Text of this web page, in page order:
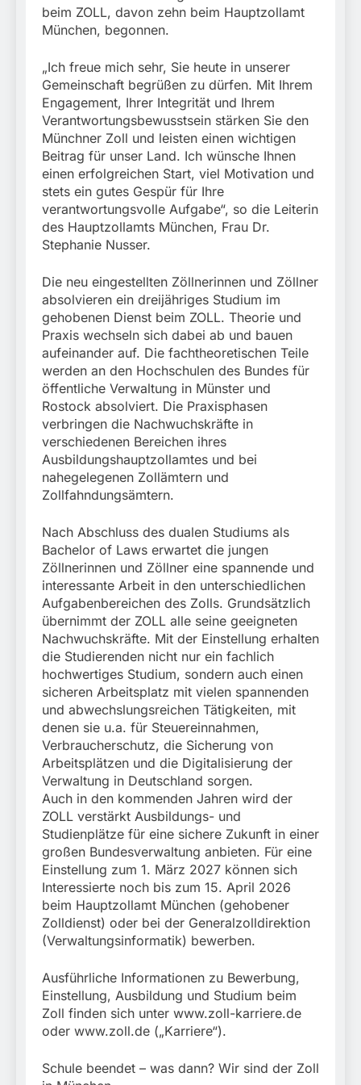
Beinahekollision an
Bahnübergang in Aubing
wegen gefährlichen
Eingriffs in den
Bahnverkehr
5. August 2026
beim ZOLL, davon zehn beim Hauptzollamt
München, begonnen.
„Ich freue mich sehr, Sie heute in unserer
Gemeinschaft begrüßen zu dürfen. Mit Ihrem
Engagement, Ihrer Integrität und Ihrem
Verantwortungsbewusstsein stärken Sie den
Münchner Zoll und leisten einen wichtigen
Beitrag für unser Land. Ich wünsche Ihnen
einen erfolgreichen Start, viel Motivation und
stets ein gutes Gespür für Ihre
verantwortungsvolle Aufgabe“, so die Leiterin
des Hauptzollamts München, Frau Dr.
Stephanie Nusser.
Die neu eingestellten Zöllnerinnen und Zöllner
absolvieren ein dreijähriges Studium im
gehobenen Dienst beim ZOLL. Theorie und
Praxis wechseln sich dabei ab und bauen
aufeinander auf. Die fachtheoretischen Teile
werden an den Hochschulen des Bundes für
öffentliche Verwaltung in Münster und
Rostock absolviert. Die Praxisphasen
verbringen die Nachwuchskräfte in
verschiedenen Bereichen ihres
Ausbildungshauptzollamtes und bei
nahegelegenen Zollämtern und
Zollfahndungsämtern.
Nach Abschluss des dualen Studiums als
Bachelor of Laws erwartet die jungen
Zöllnerinnen und Zöllner eine spannende und
interessante Arbeit in den unterschiedlichen
Aufgabenbereichen des Zolls. Grundsätzlich
übernimmt der ZOLL alle seine geeigneten
Nachwuchskräfte. Mit der Einstellung erhalten
die Studierenden nicht nur ein fachlich
hochwertiges Studium, sondern auch einen
sicheren Arbeitsplatz mit vielen spannenden
und abwechslungsreichen Tätigkeiten, mit
denen sie u.a. für Steuereinnahmen,
Verbraucherschutz, die Sicherung von
Arbeitsplätzen und die Digitalisierung der
Verwaltung in Deutschland sorgen.
Auch in den kommenden Jahren wird der
ZOLL verstärkt Ausbildungs- und
Studienplätze für eine sichere Zukunft in einer
großen Bundesverwaltung anbieten. Für eine
Einstellung zum 1. März 2027 können sich
Interessierte noch bis zum 15. April 2026
beim Hauptzollamt München (gehobener
Zolldienst) oder bei der Generalzolldirektion
(Verwaltungsinformatik) bewerben.
Ausführliche Informationen zu Bewerbung,
Einstellung, Ausbildung und Studium beim
Zoll finden sich unter www.zoll-karriere.de
oder www.zoll.de („Karriere“).
Schule beendet – was dann? Wir sind der Zoll